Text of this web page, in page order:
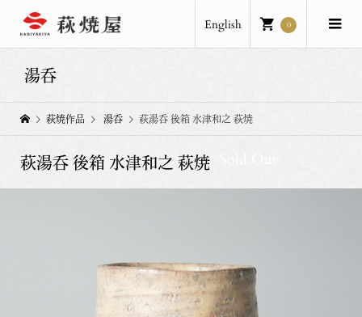
English 0
湯呑
萩焼作品 湯呑 萩湯呑 後箱 水津和之 萩焼
萩湯呑 後箱 水津和之 萩焼